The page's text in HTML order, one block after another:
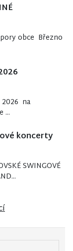
obce Březno
na
...
koncerty
SWINGOVÉ